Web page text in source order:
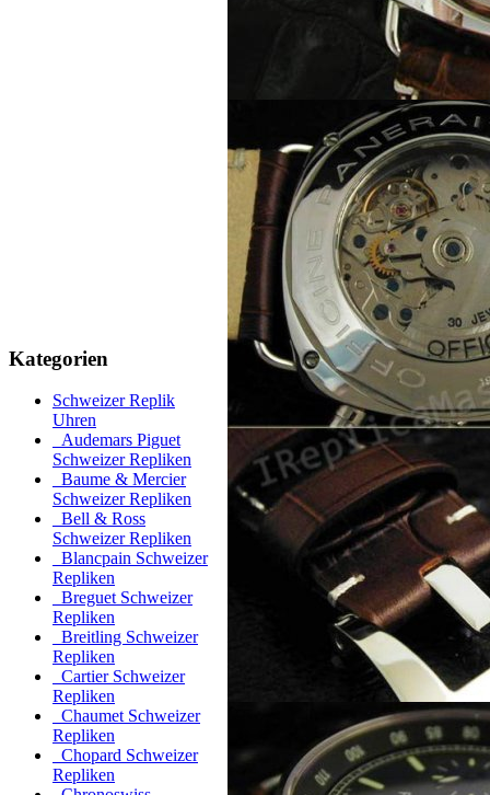
Kategorien
Schweizer Replik
Uhren
Audemars Piguet
Schweizer Repliken
Baume & Mercier
Schweizer Repliken
Bell & Ross
Schweizer Repliken
Blancpain Schweizer
Repliken
Breguet Schweizer
Repliken
Breitling Schweizer
Repliken
Cartier Schweizer
Repliken
Chaumet Schweizer
Repliken
Chopard Schweizer
Repliken